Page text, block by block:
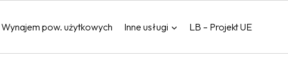
Wynajem pow. użytkowych Inne usługi LB – Projekt UE